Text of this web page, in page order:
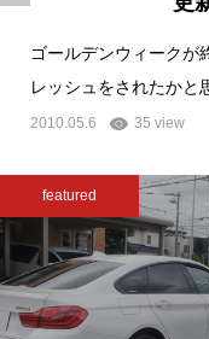
ゴールデンウィークが
レッシュをされたかと
2010.05.6 35 view
featured